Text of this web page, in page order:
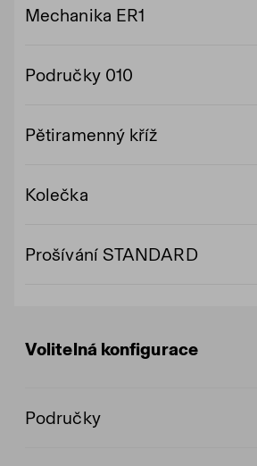
Mechanika ER1
Područky 010
Pětiramenný kříž
Kolečka
Prošívání STANDARD
Volitelná konfigurace
Područky